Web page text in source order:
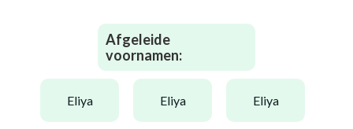
Afgeleide
voornamen:
eliya eliya eliya